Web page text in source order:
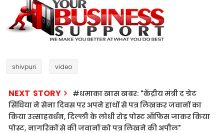
shivpuri video
NEXT STORY
#धमाका खास खबर: "केंद्रीय मंत्री द ग्रेट
सिंधिया ने सेना दिवस पर अपने हाथों से पत्र लिखकर जवानों का
किया उत्साहवर्धन, दिल्ली के लोधी रोड़ पोस्ट ऑफिस जाकर किया
पोस्ट, नागरिकों से की जवानों को पत्र लिखने की अपील"